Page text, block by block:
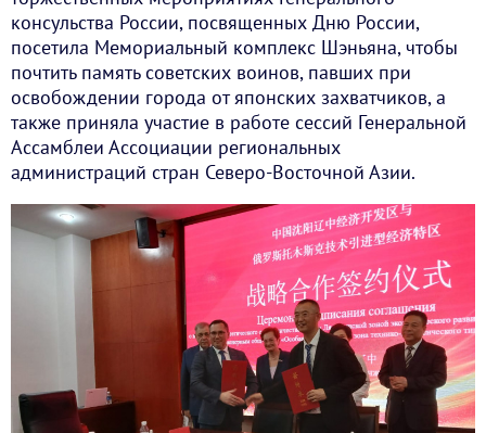
консульства России, посвященных Дню России,
посетила Мемориальный комплекс Шэньяна, чтобы
почтить память советских воинов, павших при
освобождении города от японских захватчиков, а
также приняла участие в работе сессий Генеральной
Ассамблеи Ассоциации региональных
администраций стран Северо-Восточной Азии.